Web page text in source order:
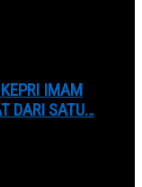
IMAM
DARI SATU…